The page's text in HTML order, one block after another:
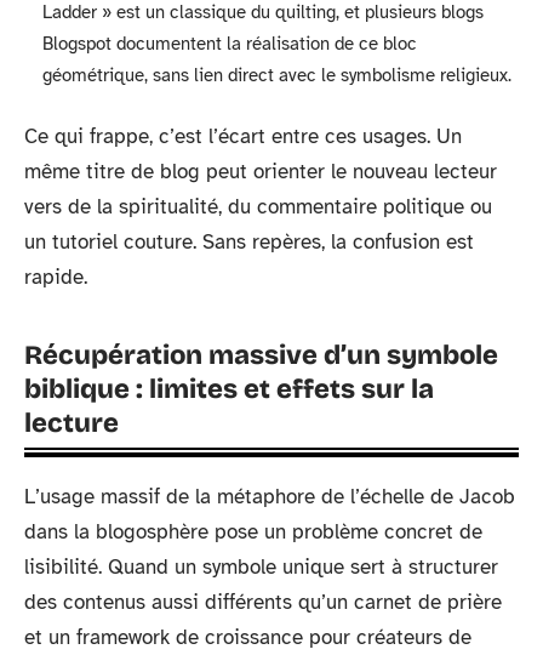
Ladder » est un classique du quilting, et plusieurs blogs
Blogspot documentent la réalisation de ce bloc
géométrique, sans lien direct avec le symbolisme religieux.
Ce qui frappe, c’est l’écart entre ces usages. Un
même titre de blog peut orienter le nouveau lecteur
vers de la spiritualité, du commentaire politique ou
un tutoriel couture. Sans repères, la confusion est
rapide.
Récupération massive d’un symbole
biblique : limites et effets sur la
lecture
L’usage massif de la métaphore de l’échelle de Jacob
dans la blogosphère pose un problème concret de
lisibilité. Quand un symbole unique sert à structurer
des contenus aussi différents qu’un carnet de prière
et un framework de croissance pour créateurs de